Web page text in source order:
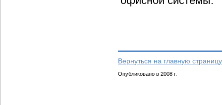
Вернуться на главную
Опубликовано в 2008 г.